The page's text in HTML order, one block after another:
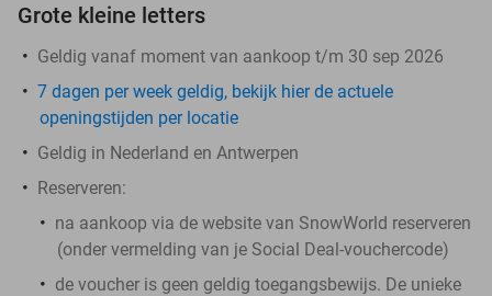
Grote kleine letters
Geldig vanaf moment van aankoop t/m 30 sep 2026
7 dagen per week geldig, bekijk hier de actuele
openingstijden per locatie
Geldig in Nederland en Antwerpen
Reserveren:
na aankoop via de website van SnowWorld reserveren
(onder vermelding van je Social Deal-vouchercode)
de voucher is geen geldig toegangsbewijs. De unieke